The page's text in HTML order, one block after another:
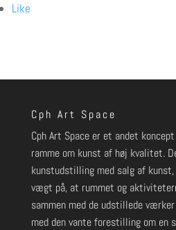
Like
Cph Art Space
Cph Art Space er et andet
ramme om kunst af høj kvalitet.
kunstudstilling med salg af
vægt på, at rummet og
sammen med de udstillede
med den vante forestilling om en